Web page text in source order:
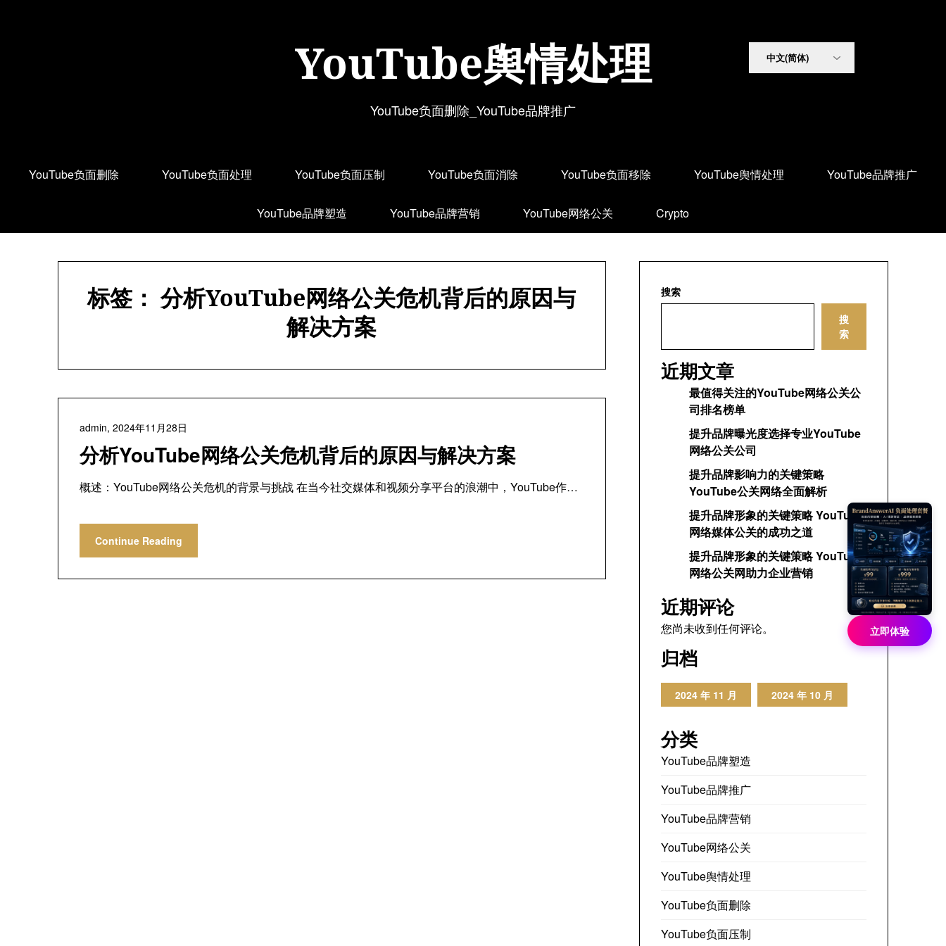
YouTube舆情处理
YouTube负面删除_YouTube品牌推广
YouTube负面删除 YouTube负面处理 YouTube负面压制 YouTube负面消除 YouTube负面移除 YouTube舆情处理 YouTube品牌推广
YouTube品牌塑造 YouTube品牌营销 YouTube网络公关 Crypto
标签：分析YouTube网络公关危机背后的原因与
解决方案
分析YouTube网络公关危机背后的原因与解决方案
admin, 2024年11月28日
概述：YouTube网络公关危机的背景与挑战 在当今社交媒体和视频分享平台的浪潮中，YouTube作…
Continue Reading
搜索
搜
索
近期文章
最值得关注的YouTube网络公关公
司排名榜单
提升品牌曝光度选择专业YouTube
网络公关公司
提升品牌影响力的关键策略
YouTube公关网络全面解析
提升品牌形象的关键策略 YouTube
网络媒体公关的成功之道
提升品牌形象的关键策略 YouTube
网络公关网助力企业营销
近期评论
您尚未收到任何评论。
归档
2024 年 11 月 2024 年 10 月
分类
YouTube品牌塑造
YouTube品牌推广
YouTube品牌营销
YouTube网络公关
YouTube舆情处理
YouTube负面删除
YouTube负面压制
立即体验